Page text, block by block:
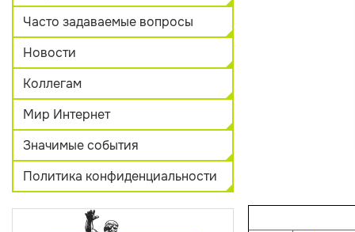
Часто задаваемые вопросы
Новости
Коллегам
Мир Интернет
Значимые события
Политика конфиденциальности